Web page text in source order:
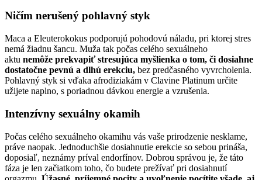
Ničím nerušený pohlavný styk
Maca a Eleuterokokus podporujú pohodovú náladu, pri ktorej stres
nemá žiadnu šancu. Muža tak počas celého sexuálneho
aktu nemôže prekvapiť stresujúca myšlienka o tom, či dosiahne
dostatočne pevnú a dlhú erekciu, bez predčasného vyvrcholenia.
Pohlavný styk si vďaka afrodiziakám v Clavine Platinum určite
užijete naplno, s poriadnou dávkou energie a vzrušenia.
Intenzívny sexuálny okamih
Počas celého sexuálneho okamihu vás vaše prirodzenie nesklame,
práve naopak. Jednoduchšie dosiahnutie erekcie so sebou prináša,
doposiaľ, neznámy príval endorfínov. Dobrou správou je, že táto
fáza je len začiatkom toho, čo budete prežívať pri dosiahnutí